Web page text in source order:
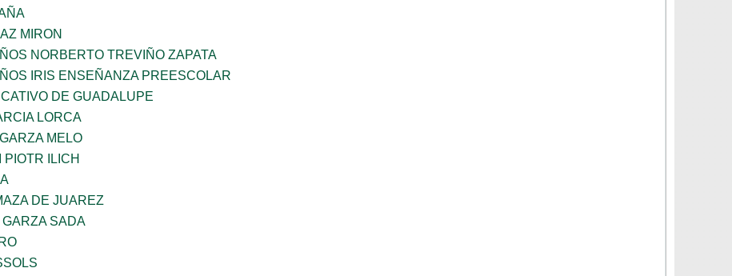
MIRON
NORBERTO TREVIÑO ZAPATA
IRIS ENSEÑANZA PREESCOLAR
DE GUADALUPE
LORCA
MELO
ILICH
DE JUAREZ
GARZA SADA